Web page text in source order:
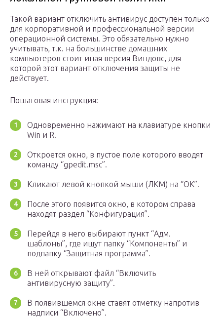
Такой вариант отключить антивирус доступен только
для корпоративной и профессиональной версии
операционной системы. Это обязательно нужно
учитывать, т.к. на большинстве домашних
компьютеров стоит иная версия Виндовс, для
которой этот вариант отключения защиты не
действует.
Пошаговая инструкция:
Одновременно нажимают на клавиатуре кнопки
Win и R.
Откроется окно, в пустое поле которого вводят
команду “gpedit.msc”.
Кликают левой кнопкой мыши (ЛКМ) на “OK”.
После этого появится окно, в котором справа
находят раздел “Конфигурация”.
Перейдя в него выбирают пункт “Адм.
шаблоны”, где ищут папку “Компоненты” и
подпапку “Защитная программа”.
В ней открывают файл “Включить
антивирусную защиту”.
В появившемся окне ставят отметку напротив
надписи “Включено”.